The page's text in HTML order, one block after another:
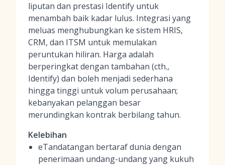
liputan dan prestasi Identify untuk
menambah baik kadar lulus. Integrasi yang
meluas menghubungkan ke sistem HRIS,
CRM, dan ITSM untuk memulakan
peruntukan hiliran. Harga adalah
berperingkat dengan tambahan (cth.,
Identify) dan boleh menjadi sederhana
hingga tinggi untuk volum perusahaan;
kebanyakan pelanggan besar
merundingkan kontrak berbilang tahun.
Kelebihan
eTandatangan bertaraf dunia dengan
penerimaan undang-undang yang kukuh